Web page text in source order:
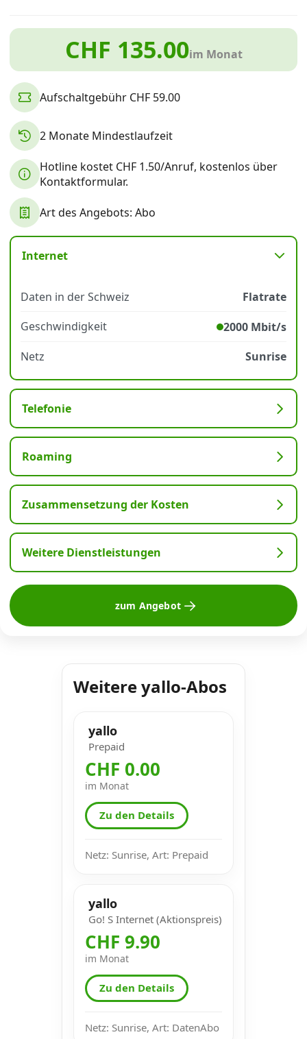
Über uns
Datenschutz AGB Impressum
CHF 135.00im Monat
Aufschaltgebühr CHF 59.00
2 Monate Mindestlaufzeit
Hotline kostet CHF 1.50/Anruf, kostenlos über
Kontaktformular.
Art des Angebots: Abo
Internet
Daten in der Schweiz
Flatrate
Geschwindigkeit
2000 Mbit/s
Netz
Sunrise
Telefonie
Roaming
Zusammensetzung der Kosten
Weitere Dienstleistungen
zum Angebot
Weitere yallo-Abos
yallo
Prepaid
CHF 0.00
im Monat
Zu den Details
Netz: Sunrise, Art: Prepaid
yallo
Go! S Internet (Aktionspreis)
CHF 9.90
im Monat
Zu den Details
Netz: Sunrise, Art: DatenAbo